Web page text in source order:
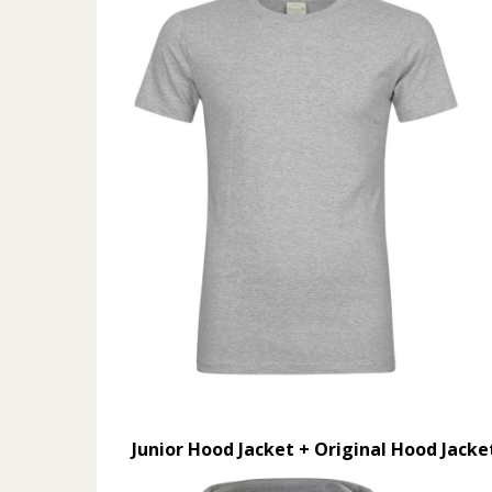
Junior Hood Jacket + Original Hood